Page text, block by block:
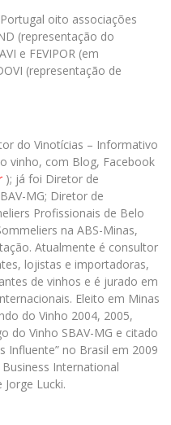
oito associações
(representação do
e FEVIPOR (em
(representação de
do Vinotícias – Informativo
vinho, com Blog, Facebook
); já foi Diretor de
MG; Diretor de
Profissionais de Belo
na ABS-Minas,
Atualmente é consultor
lojistas e importadoras,
de vinhos e é jurado em
Eleito em Minas
do Vinho 2004, 2005,
do Vinho SBAV-MG e citado
Influente” no Brasil em 2009
International
Lucki.